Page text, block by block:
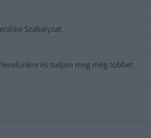
Szabályzat
és tudjon meg még többet